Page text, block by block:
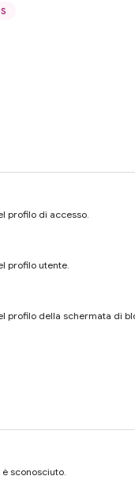
profilo di accesso.
profilo utente.
profilo della schermata di
sconosciuto.